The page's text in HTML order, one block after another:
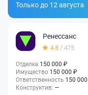
Только до 12 августа
Ренессанс
4.8 / 475
Отделка 150 000 ₽
Имущество 150 000 ₽
Ответственность 150
Конструктив: —